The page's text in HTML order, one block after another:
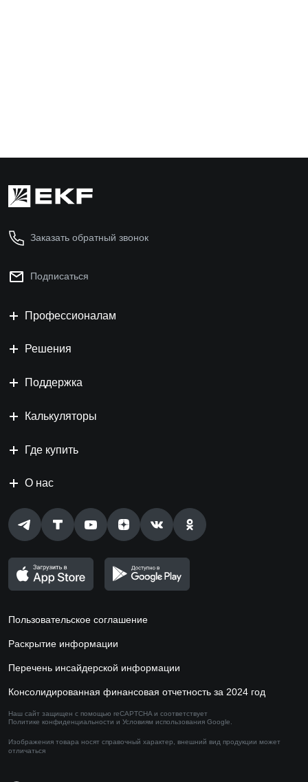
Заказать обратный звонок
Подписаться
Профессионалам
Решения
Поддержка
Калькуляторы
Где купить
О нас
Пользовательское соглашение
Раскрытие информации
Перечень инсайдерской информации
Консолидированная финансовая отчетность за 2024 год
Наш сайт защищен с помощью reCAPTCHA и соответствует
Политике конфиденциальности и Условиям использования Google.
Изображения товара носят справочный характер, внешний вид продукции может
отличаться